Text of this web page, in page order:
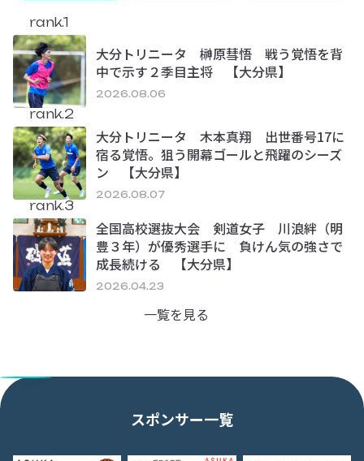
rank.1
大分トリニータ 榊原彗悟 戦う覚悟を背
中で示す２季目主将 【大分県】
2026.08.06
rank.2
大分トリニータ 木本真翔 出世番号17に
宿る覚悟。狙う開幕ゴールと飛躍のシーズ
ン 【大分県】
2026.08.07
rank.3
全国高校選抜大会 剣道女子 川浪絆（明
豊３年）が優秀選手に 負けん気の強さで
成長続ける 【大分県】
2026.04.23
一覧を見る
スポンサー一覧